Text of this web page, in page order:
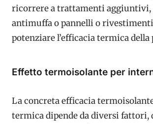
ricorrere a trattamenti aggiuntivi,
antimuffa o pannelli o
potenziare l’efficacia termica
Effetto termoisolante per
La concreta efficacia
termica dipende da diversi fattori,